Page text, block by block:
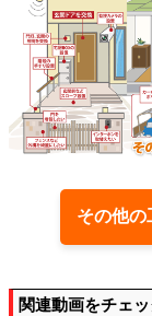
その他
関連動画をチェッ